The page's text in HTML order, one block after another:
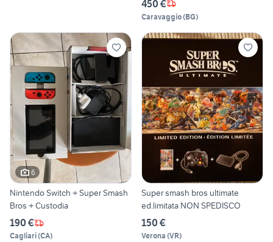
450 €
Caravaggio(BG)
6
Nintendo Switch + Super Smash
Bros + Custodia
190 €
Cagliari(CA)
Super smash bros ultimate
ed.limitata NON SPEDISCO
150 €
Verona (VR)